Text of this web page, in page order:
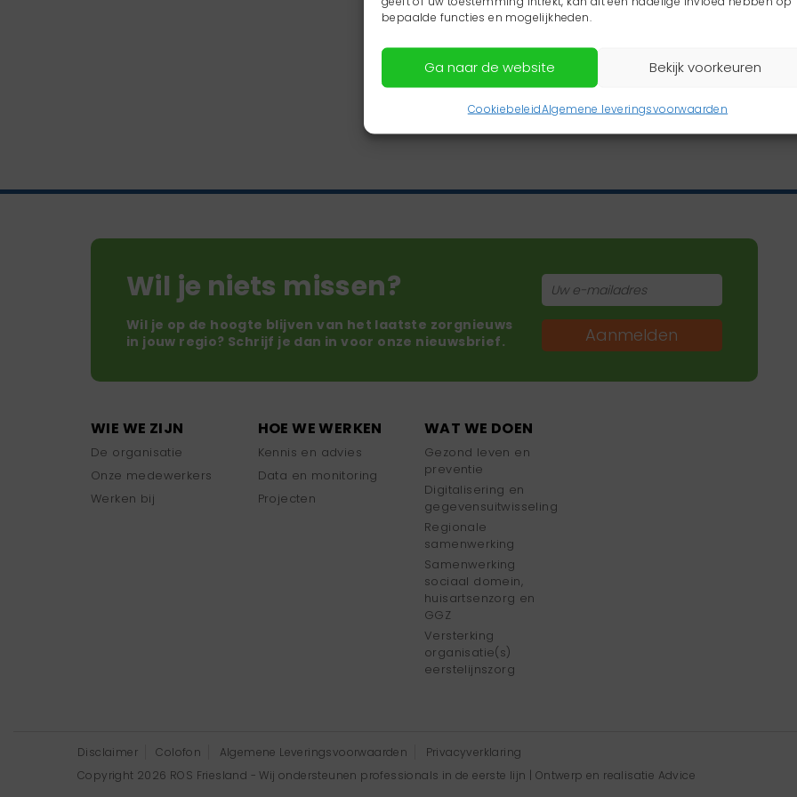
bepaalde functies en mogelijkheden.
Ga naar de website Bekijk voorkeuren
CookiebeleidAlgemene leveringsvoorwaarden
Wil je niets missen?
Wil je op de hoogte blijven van het laatste zorgnieuws
in jouw regio? Schrijf je dan in voor onze nieuwsbrief.
Aanmelden
WIE WE ZIJN
De organisatie
Onze medewerkers
Werken bij
HOE WE WERKEN
Kennis en advies
Data en monitoring
Projecten
WAT WE DOEN
Gezond leven en
preventie
Digitalisering en
gegevensuitwisseling
Regionale
samenwerking
Samenwerking
sociaal domein,
huisartsenzorg en
GGZ
Versterking
organisatie(s)
eerstelijnszorg
Disclaimer Colofon Algemene Leveringsvoorwaarden
Privacyverklaring
Copyright 2026 ROS Friesland - Wij ondersteunen professionals in de eerste lijn | Ontwerp en realisatie Advice